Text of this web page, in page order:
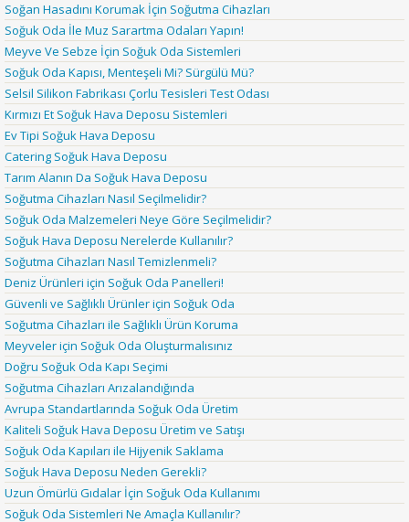
Soğan Hasadını Korumak İçin Soğutma Cihazları
Soğuk Oda İle Muz Sarartma Odaları Yapın!
Meyve Ve Sebze İçin Soğuk Oda Sistemleri
Soğuk Oda Kapısı, Menteşeli Mi? Sürgülü Mü?
Selsil Silikon Fabrikası Çorlu Tesisleri Test Odası
Kırmızı Et Soğuk Hava Deposu Sistemleri
Ev Tipi Soğuk Hava Deposu
Catering Soğuk Hava Deposu
Tarım Alanın Da Soğuk Hava Deposu
Soğutma Cihazları Nasıl Seçilmelidir?
Soğuk Oda Malzemeleri Neye Göre Seçilmelidir?
Soğuk Hava Deposu Nerelerde Kullanılır?
Soğutma Cihazları Nasıl Temizlenmeli?
Deniz Ürünleri için Soğuk Oda Panelleri!
Güvenli ve Sağlıklı Ürünler için Soğuk Oda
Soğutma Cihazları ile Sağlıklı Ürün Koruma
Meyveler için Soğuk Oda Oluşturmalısınız
Doğru Soğuk Oda Kapı Seçimi
Soğutma Cihazları Arızalandığında
Avrupa Standartlarında Soğuk Oda Üretim
Kaliteli Soğuk Hava Deposu Üretim ve Satışı
Soğuk Oda Kapıları ile Hijyenik Saklama
Soğuk Hava Deposu Neden Gerekli?
Uzun Ömürlü Gıdalar İçin Soğuk Oda Kullanımı
Soğuk Oda Sistemleri Ne Amaçla Kullanılır?